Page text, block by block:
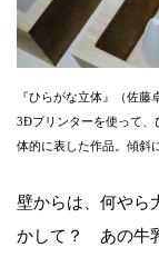
『ひらがな立体』（佐
3Ðプリンターを使って、
体的に表した作品。傾斜
壁からは、何やら
かして？ あの牛